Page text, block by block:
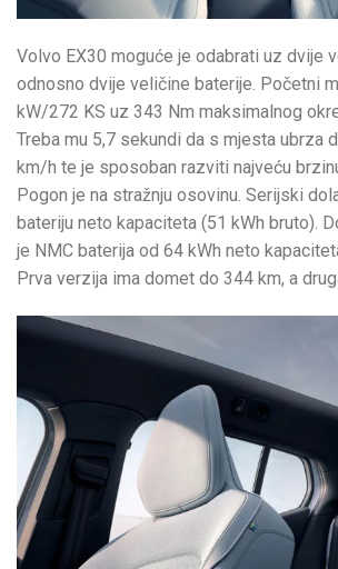
Volvo EX30 moguće je odabrati uz dvije
odnosno dvije veličine baterije. Početni
kW/272 KS uz 343 Nm maksimalnog
Treba mu 5,7 sekundi da s mjesta ubrza
km/h te je sposoban razviti najveću
Pogon je na stražnju osovinu. Serijski
bateriju neto kapaciteta (51 kWh bruto).
je NMC baterija od 64 kWh neto
Prva verzija ima domet do 344 km, a